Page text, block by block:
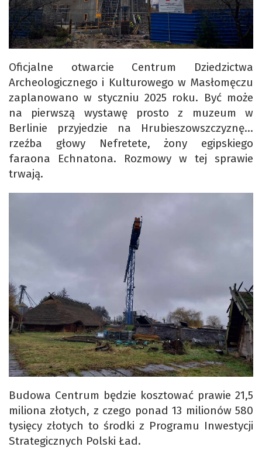
Oficjalne otwarcie Centrum Dziedzictwa
Archeologicznego i Kulturowego w Masłomęczu
zaplanowano w styczniu 2025 roku. Być może
na pierwszą wystawę prosto z muzeum w
Berlinie przyjedzie na Hrubieszowszczyznę…
rzeźba głowy Nefretete, żony egipskiego
faraona Echnatona. Rozmowy w tej sprawie
trwają.
Budowa Centrum będzie kosztować prawie 21,5
miliona złotych, z czego ponad 13 milionów 580
tysięcy złotych to środki z Programu Inwestycji
Strategicznych Polski Ład.